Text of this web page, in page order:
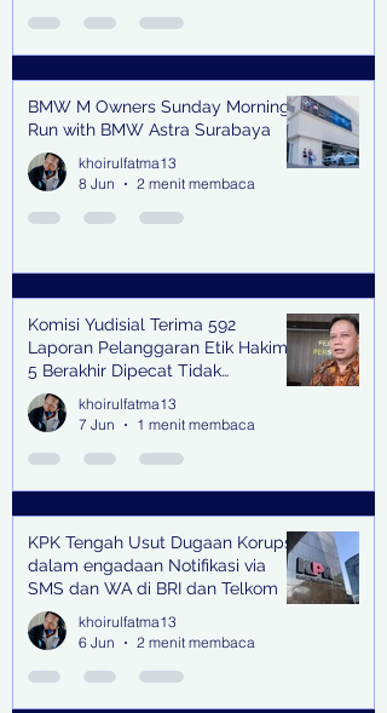
BMW M Owners Sunday Morning
Run with BMW Astra Surabaya
khoirulfatma13
8 Jun
2 menit membaca
Komisi Yudisial Terima 592
Laporan Pelanggaran Etik Hakim,
5 Berakhir Dipecat Tidak
Terhormat
khoirulfatma13
7 Jun
1 menit membaca
KPK Tengah Usut Dugaan Korupsi
dalam engadaan Notifikasi via
SMS dan WA di BRI dan Telkom
khoirulfatma13
6 Jun
2 menit membaca